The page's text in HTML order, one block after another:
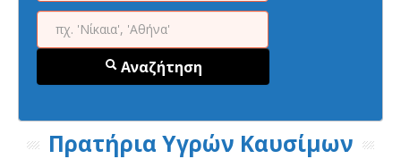
Αναζήτηση
Πρατήρια Υγρών Καυσίμων